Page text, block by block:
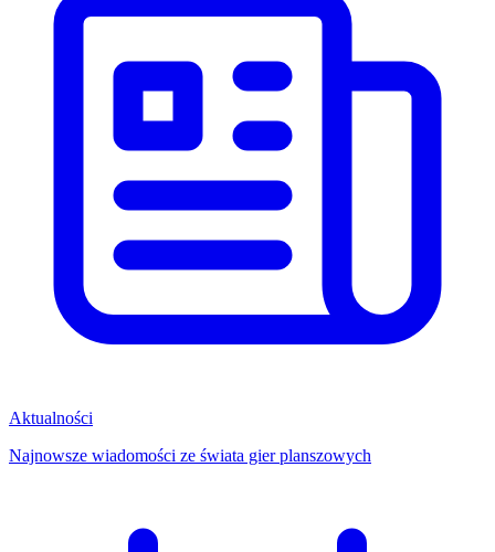
Aktualności
Najnowsze wiadomości ze świata gier planszowych